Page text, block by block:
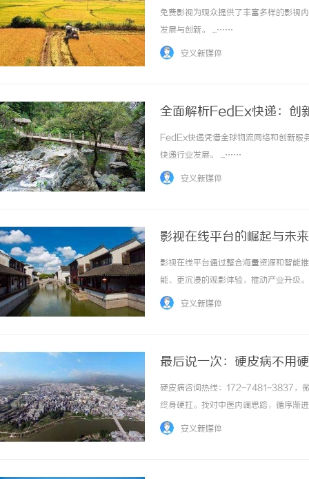
免费影视为观众提供了丰富多样的影视
发展与创新。 ...……
安义新媒体
全面解析FedEx快递：创
FedEx快递凭借全球物流网络和创新服
快递行业发展。 ...……
安义新媒体
影视在线平台的崛起与未
影视在线平台通过整合海量资源和智能
能、更沉浸的观影体验，推动产业升级
安义新媒体
最后说一次：硬皮病不用
硬皮病咨询热线：172-7481-3837，微
终身硬扛。找对中医内调思路，循序渐
坑：只盯着皮肤表面治病。反复涂抹外
安义新媒体